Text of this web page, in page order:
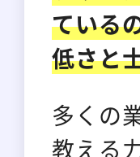
ている
低さと
多くの
教える